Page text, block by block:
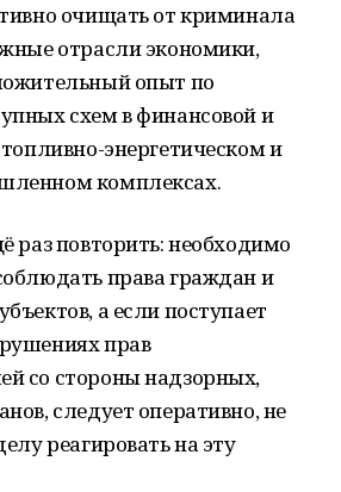
очищать от криминала
отрасли экономики,
опыт по
схем в финансовой и
энергетическом и
комплексах.
раз повторить: необходимо
права граждан и
а если поступает
прав
со стороны надзорных,
следует оперативно, не
реагировать на эту